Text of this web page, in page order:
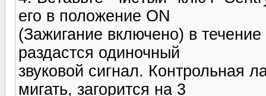
его в положение ON
(Зажигание включено) в
раздастся одиночный
звуковой сигнал. Контрольная
мигать, загорится на 3